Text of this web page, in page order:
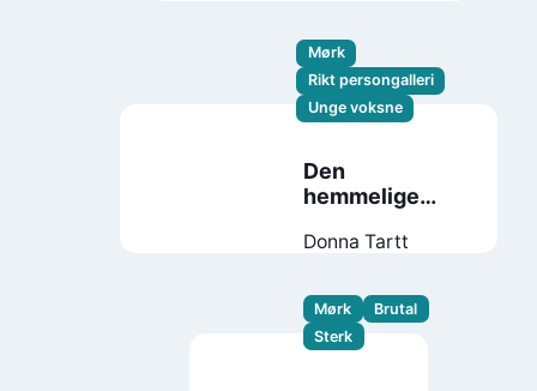
Mørk
Rikt persongalleri
Unge voksne
Den
hemmelige
Donna Tartt
Mørk
Brutal
Sterk